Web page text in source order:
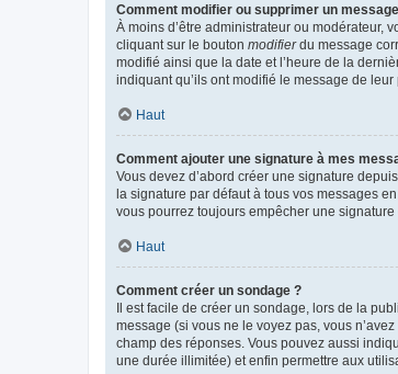
Comment modifier ou supprimer un
À moins d’être administrateur ou modérateur,
cliquant sur le bouton modifierdu message
modifié ainsi que la date et l’heure de la
indiquant qu’ils ont modifié le message de
Haut
Comment ajouter une signature à mes
Vous devez d’abord créer une signature
la signature par défaut à tous vos messages
vous pourrez toujours empêcher une
Haut
Comment créer un sondage ?
Il est facile de créer un sondage, lors de la
message (si vous ne le voyez pas, vous
champ des réponses. Vous pouvez aussi
une durée illimitée) et enfin permettre aux